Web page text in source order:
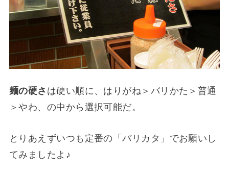
麺の硬さ は硬い順に、はりがね＞バリかた＞普通
＞やわ、の中から選択可能だ。
とりあえずいつも定番の「バリカタ」でお願いし
てみましたよ♪